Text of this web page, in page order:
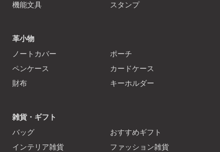
機能文具
スタンプ
革小物
ノートカバー
ポーチ
ペンケース
カードケース
財布
キーホルダー
雑貨・ギフト
バッグ
おすすめギフト
インテリア雑貨
ファッション雑貨